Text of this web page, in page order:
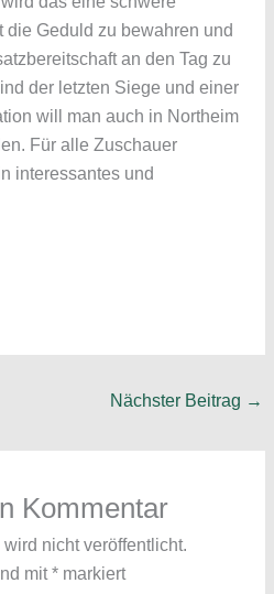
Geduld zu bewahren und
an den Tag zu
der letzten Siege und einer
will man auch in Northeim
Für alle Zuschauer
interessantes und
Nächster Beitrag →
Kommentar
nicht veröffentlicht.
mit*markiert